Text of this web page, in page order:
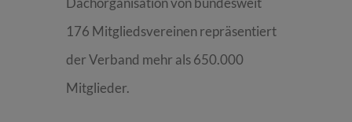
176 Mitgliedsvereinen repräsentiert
der Verband mehr als 650.000
Mitglieder.